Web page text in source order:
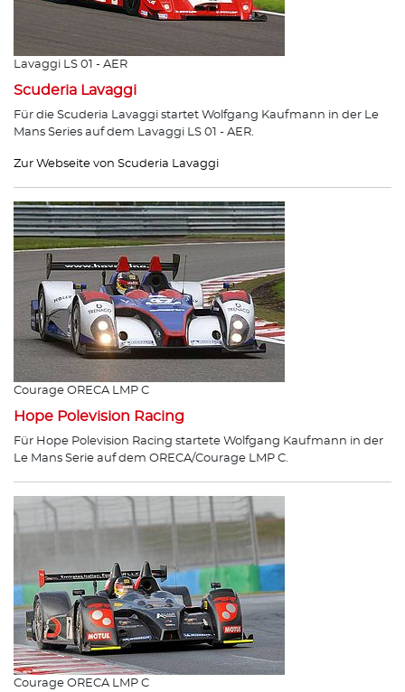
Lavaggi LS 01 - AER
Scuderia Lavaggi
Für die Scuderia Lavaggi startet Wolfgang Kaufmann in der Le
Mans Series auf dem Lavaggi LS 01 - AER.
Zur Webseite von Scuderia Lavaggi
Courage ORECA LMP C
Hope Polevision Racing
Für Hope Polevision Racing startete Wolfgang Kaufmann in der
Le Mans Serie auf dem ORECA/Courage LMP C.
Courage ORECA LMP C